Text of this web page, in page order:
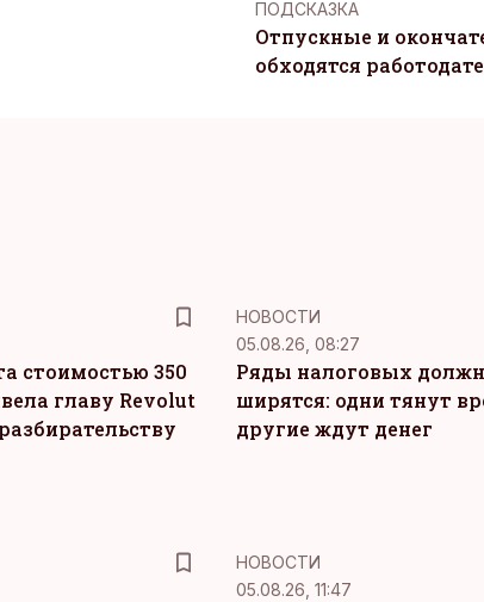
ПОДСКАЗКА
Отпускные и
обходятся
стоимостью 350
главу Revolut
НОВОСТИ
05.08.26, 08:27
Ряды налоговых
ширятся: одни тянут
другие ждут денег
НОВОСТИ
05.08.26, 11:47